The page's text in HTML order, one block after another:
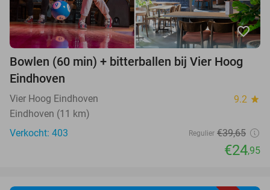
favorite_border
Bowlen (60 min) + bitterballen bij Vier Hoog
Eindhoven
Vier Hoog Eindhoven 9.2 star
Eindhoven (11 km)
Verkocht: 403
Regulier €39,65
€24,95